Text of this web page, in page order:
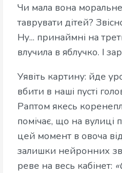
Чи мала вона
таврувати дітей?
Ну... принаймні на
влучила в яблучко. І
Уявіть картину: йде
вбити в наші пусті
Раптом якесь
помічає, що на вулиці
цей момент в овоча
залишки нейронних
реве на весь кабінет: